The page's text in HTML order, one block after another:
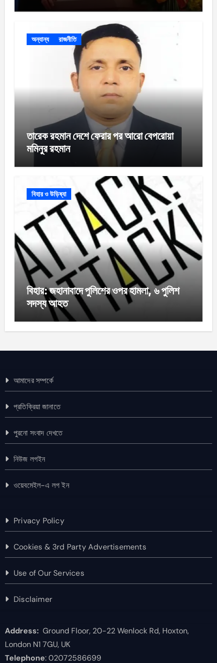
অন্যান্য রাজনীতি
তারেক রহমান দেশে ফেরার পর আরো বেপরোয়া
মমিনুর রহমান
বিহার ও উড়িষ্যা
বিহার: জহানাবাদে পুলিশের ওপর হামলা, ৬ পুলিশ
সদস্য আহত
আমাদের সম্পর্কে
প্রতিক্রিয়া জানাতে
পুরনো সংবাদ দেখতে
নিউজ লগইন
ওয়েবমেইল-এ লগ ইন
Privacy Policy
Cookies & 3rd Party Advertisements
Use of Our Services
Disclaimer
Address:Ground Floor, 20-22 Wenlock Rd, Hoxton,
London N1 7GU, UK
Telephone: 02072586699